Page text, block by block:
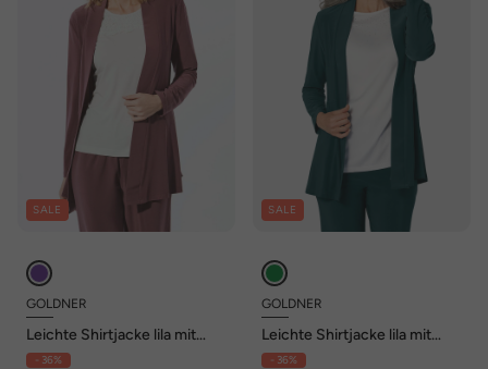
SALE
GOLDNER
Leichte Shirtjacke lila mit
Stretch
- 36%
SALE
GOLDNER
Leichte Shirtjacke lila mit
Stretch
- 36%